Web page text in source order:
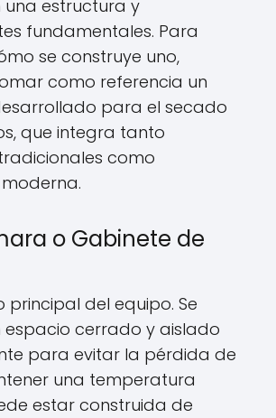
estructura y
fundamentales. Para
se construye uno,
como referencia un
para el secado
que integra tanto
como
o Gabinete de
principal del equipo. Se
cerrado y aislado
para evitar la pérdida de
una temperatura
estar construida de